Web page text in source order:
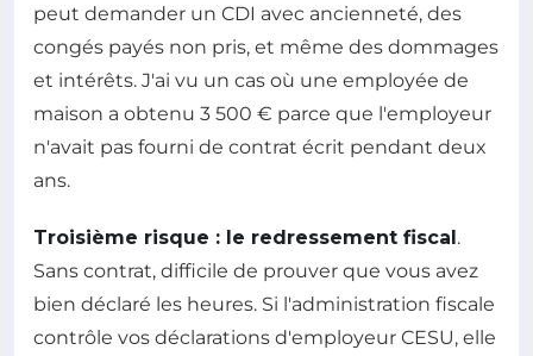
peut demander un CDI avec ancienneté, des
congés payés non pris, et même des dommages
et intérêts. J'ai vu un cas où une employée de
maison a obtenu 3 500 € parce que l'employeur
n'avait pas fourni de contrat écrit pendant deux
ans.
Troisième risque : le redressement fiscal.
Sans contrat, difficile de prouver que vous avez
bien déclaré les heures. Si l'administration fiscale
contrôle vos déclarations d'employeur CESU, elle